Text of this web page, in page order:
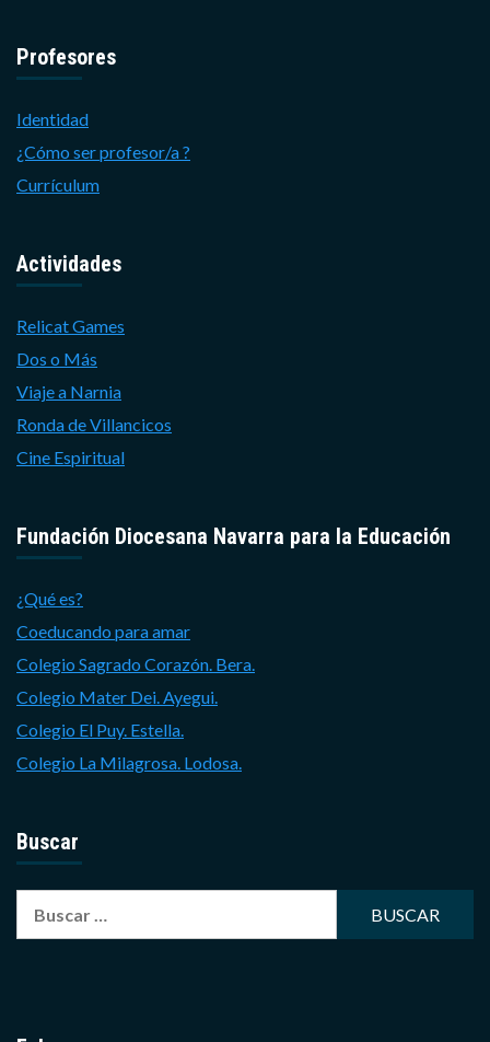
Profesores
Identidad
¿Cómo ser profesor/a ?
Currículum
Actividades
Relicat Games
Dos o Más
Viaje a Narnia
Ronda de Villancicos
Cine Espiritual
Fundación Diocesana Navarra para la Educación
¿Qué es?
Coeducando para amar
Colegio Sagrado Corazón. Bera.
Colegio Mater Dei. Ayegui.
Colegio El Puy. Estella.
Colegio La Milagrosa. Lodosa.
Buscar